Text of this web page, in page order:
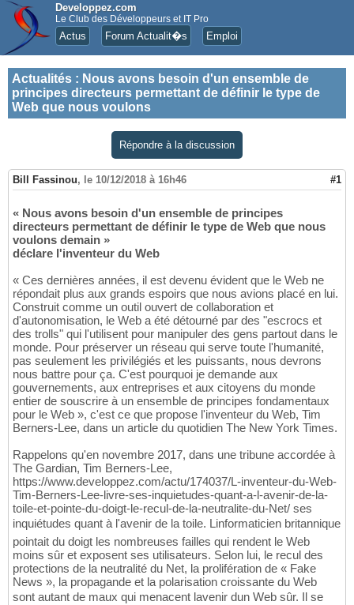
Developpez.com
Le Club des Développeurs et IT Pro
Actus Forum Actualit�s Emploi
Actualités : Nous avons besoin d'un ensemble de
principes directeurs permettant de définir le type de
Web que nous voulons
Répondre à la discussion
Bill Fassinou, le 10/12/2018 à 16h46 #1
« Nous avons besoin d'un ensemble de principes
directeurs permettant de définir le type de Web que nous
voulons demain »
déclare l'inventeur du Web
« Ces dernières années, il est devenu évident que le Web ne
répondait plus aux grands espoirs que nous avions placé en lui.
Construit comme un outil ouvert de collaboration et
d'autonomisation, le Web a été détourné par des "escrocs et
des trolls" qui l'utilisent pour manipuler des gens partout dans le
monde. Pour préserver un réseau qui serve toute l'humanité,
pas seulement les privilégiés et les puissants, nous devrons
nous battre pour ça. C'est pourquoi je demande aux
gouvernements, aux entreprises et aux citoyens du monde
entier de souscrire à un ensemble de principes fondamentaux
pour le Web », c'est ce que propose l'inventeur du Web, Tim
Berners-Lee, dans un article du quotidien The New York Times.
Rappelons qu'en novembre 2017, dans une tribune accordée à
The Gardian, Tim Berners-Lee,
https://www.developpez.com/actu/174037/L-inventeur-du-Web-
Tim-Berners-Lee-livre-ses-inquietudes-quant-a-l-avenir-de-la-
toile-et-pointe-du-doigt-le-recul-de-la-neutralite-du-Net/ ses
inquiétudes quant à l'avenir de la toile. Linformaticien britannique
pointait du doigt les nombreuses failles qui rendent le Web
moins sûr et exposent ses utilisateurs. Selon lui, le recul des
protections de la neutralité du Net, la prolifération de « Fake
News », la propagande et la polarisation croissante du Web
sont autant de maux qui menacent lavenir dun Web sûr. Il se